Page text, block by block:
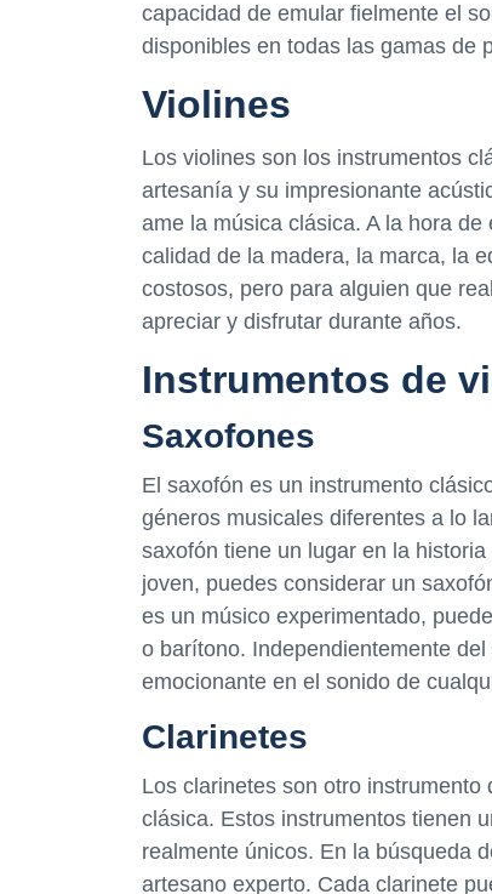
capacidad de emular fielmente el
disponibles en todas las gamas de
Violines
Los violines son los instrumentos
artesanía y su impresionante
ame la música clásica. A la hora
calidad de la madera, la marca, la
costosos, pero para alguien que
apreciar y disfrutar durante años.
Instrumentos de
Saxofones
El saxofón es un instrumento
géneros musicales diferentes a lo
saxofón tiene un lugar en la
joven, puedes considerar un
es un músico experimentado,
o barítono. Independientemente
emocionante en el sonido de
Clarinetes
Los clarinetes son otro
clásica. Estos instrumentos tienen
realmente únicos. En la búsqueda
artesano experto. Cada clarinete